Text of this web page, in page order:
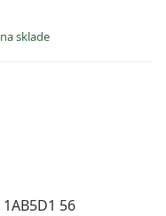
na sklade